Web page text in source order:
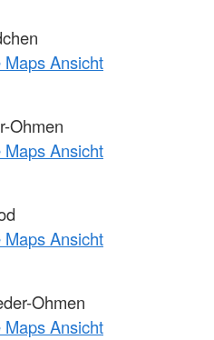
Ansicht
Ohmen
Ansicht
Ansicht
Ohmen
Ansicht